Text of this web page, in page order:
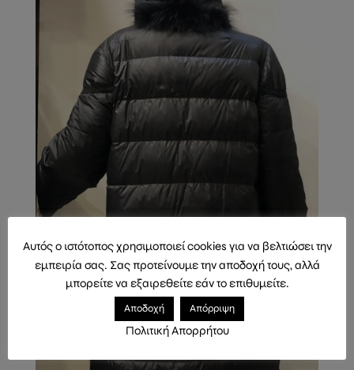
Αυτός ο ιστότοπος χρησιμοποιεί cookies για να βελτιώσει την
εμπειρία σας. Σας προτείνουμε την αποδοχή τους, αλλά
μπορείτε να εξαιρεθείτε εάν το επιθυμείτε.
Αποδοχή Απόρριψη
Πολιτική Απορρήτου